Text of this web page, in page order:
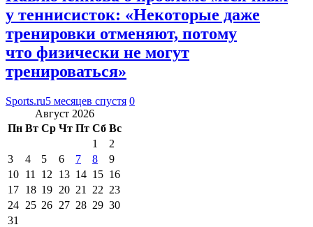
у теннисисток: «Некоторые даже
тренировки отменяют, потому
что физически не могут
тренироваться»
Sports.ru5 месяцев спустя 0
Август 2026
Пн Вт Ср Чт Пт Сб Вс
1
2
3
4 5 6 7 8
9
10 11 12 13 14 15 16
17 18 19 20 21 22 23
24 25 26 27 28 29 30
31